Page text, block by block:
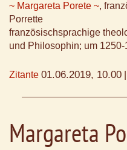
~ Margareta Porete ~,
Porrette
französischsprachige
und Philosophin; um 1250-
Zitante 01.06.2019, 10.00
Margareta